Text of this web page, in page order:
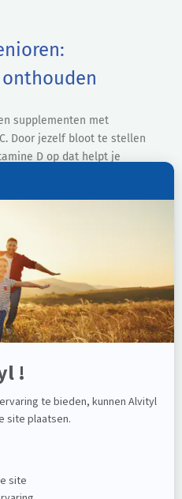
supplementen met
Door jezelf bloot te stellen
D op dat helpt je
vermoeidheid overdag te
te bevorderen.
deel van je
het met prebiotica en
beste vriend van je
goed voor je hart.
vette vis, zuivelproducten,